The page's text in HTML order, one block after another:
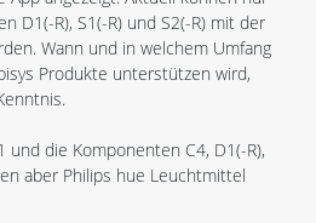
D1(-R), S1(-R) und S2(-R) mit der
Wann und in welchem Umfang
Produkte unterstützen wird,
und die Komponenten C4, D1(-R),
aber Philips hue Leuchtmittel